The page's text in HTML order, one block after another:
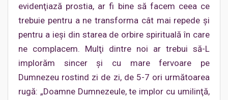
evidenţiază prostia, ar fi bine să facem ceea ce
trebuie pentru a ne transforma cât mai repede şi
pentru a ieşi din starea de orbire spirituală în care
ne complacem. Mulţi dintre noi ar trebui să-L
implorăm sincer şi cu mare fervoare pe
Dumnezeu rostind zi de zi, de 5-7 ori următoarea
rugă: „Doamne Dumnezeule, te implor cu umilinţă,